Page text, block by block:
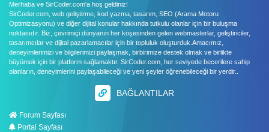
Merhaba ve SirCoder.com'a hoş geldiniz!
SirCoder.com, web geliştirme, kod yazma, tasarım, SEO (Arama Motoru
Optimizasyonu) ve diğer dijital konular hakkında tutkulu olanlar için bir buluşma
noktasıdır. Biz, çevrimiçi dünyanın her köşesinden gelen webmasterlar, geliştiriciler,
tasarımcılar ve dijital pazarlamacılar için bir topluluk oluşturduk.Amacımız,
deneyimlerimizi ve bilgilerimizi paylaşmak, birbirimize destek olmak ve birlikte
büyümek için bir platform sağlamaktır. SirCoder.com, her seviyede becerilere sahip
olanların, deneyimlerini paylaşabileceği ve yeni şeyler öğrenebileceği bir yerdir..
BAĞLANTILAR
Forum Sayfası
Portal Sayfası